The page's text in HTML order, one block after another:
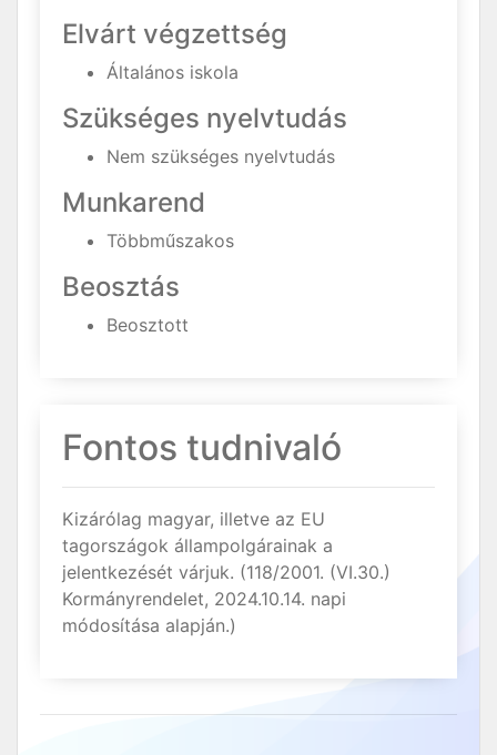
Elvárt végzettség
Általános iskola
Szükséges nyelvtudás
Nem szükséges nyelvtudás
Munkarend
Többműszakos
Beosztás
Beosztott
Fontos tudnivaló
Kizárólag magyar, illetve az EU
tagországok állampolgárainak a
jelentkezését várjuk. (118/2001. (VI.30.)
Kormányrendelet, 2024.10.14. napi
módosítása alapján.)